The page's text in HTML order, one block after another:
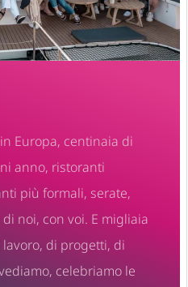
Europa, centinaia di
anno, ristoranti
più formali, serate,
noi, con voi. E migliaia
di progetti, di
celebriamo le